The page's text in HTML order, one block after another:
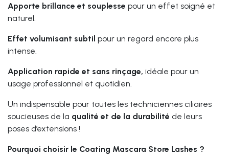
Apporte brillance et souplesse pour un effet soigné et
naturel.
Effet volumisant subtil pour un regard encore plus
intense.
Application rapide et sans rinçage, idéale pour un
usage professionnel et quotidien.
Un indispensable pour toutes les techniciennes ciliaires
soucieuses de la qualité et de la durabilité de leurs
poses d’extensions !
Pourquoi choisir le Coating Mascara Store Lashes ?